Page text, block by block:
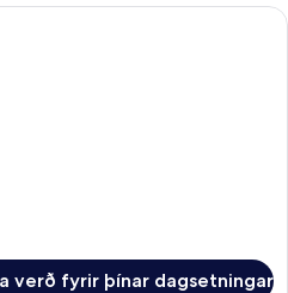
verð fyrir þínar dagsetningar